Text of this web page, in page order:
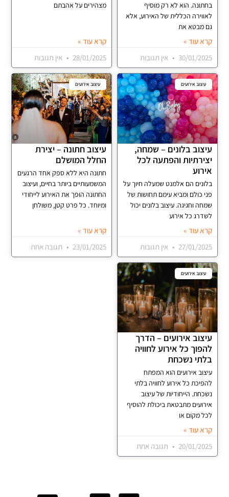
בחתונה. הוא לא רק מוסיף
לאווירה הכללית של האירוע, אלא
גם מבטא את
קרא עוד »
30/01/2025
אין תגובות
מצהירים על אהבתם
קרא עוד »
28/01/2025
אין תגובות
עיצוב אירועים
עיצוב בלונים – שמחה,
יצירתיות והפתעה לכל
אירוע
בלונים הם אלמנט שמעלה חיוך על
פני כולם ומביא עימם תחושות של
שמחה וחגיגה. עיצוב בלונים יכול
לשדרג כל אירוע
קרא עוד »
27/01/2025
אין תגובות
עיצוב אירועים
עיצוב חתונה – יצירת
החלל המושלם
חתונה היא ללא ספק אחד הרגעים
המשמעותיים ביותר בחיים, ועיצוב
החתונה הופך את האירוע לייחודי
ומיוחד. כל פרט קטן, משולחן
קרא עוד »
23/01/2025
תגובה אחת
עיצוב אירועים
עיצוב אירועים – הדרך
להפוך כל אירוע לחוויה
בלתי נשכחת
עיצוב אירועים הוא המפתח
להפיכת כל אירוע לחוויה בלתי
נשכחת. הייחודיות של עיצוב
אירועים מתבטאת ביכולת להוסיף
לכל מקום או
קרא עוד »
20/01/2025
תגובה אחת